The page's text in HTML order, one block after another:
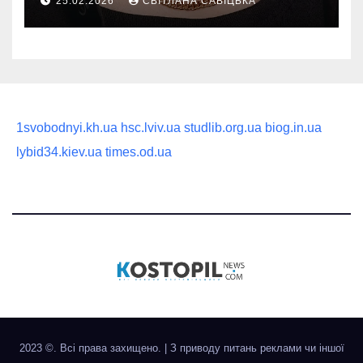
статусного украшения
1svobodnyi.kh.ua hsc.lviv.ua studlib.org.ua biog.in.ua
lybid34.kiev.ua times.od.ua
2023 ©. Всі права захищено. З приводу питань реклами чи іншої